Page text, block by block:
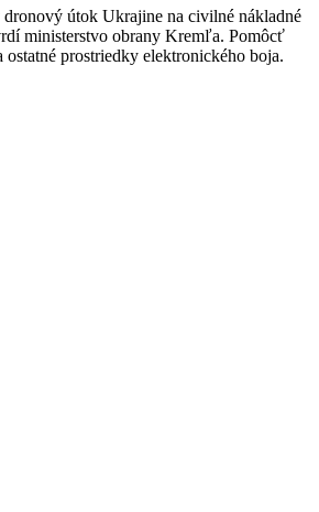
útok Ukrajine na civilné nákladné
ministerstvo obrany Kremľa. Pomôcť
ostatné prostriedky elektronického boja.